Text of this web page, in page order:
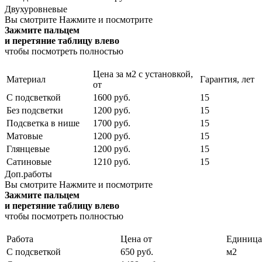
Двухуровневые
Вы смотрите Нажмите и посмотрите
Зажмите пальцем
и перетяние таблицу влево
чтобы посмотреть полностью
Материал
Цена за м2 с установкой,
от
Гарантия, лет
С подсветкой
1600 руб.
15
Без подсветки
1200 руб.
15
Подсветка в нише
1700 руб.
15
Матовые
1200 руб.
15
Глянцевые
1200 руб.
15
Сатиновые
1210 руб.
15
Доп.работы
Вы смотрите Нажмите и посмотрите
Зажмите пальцем
и перетяние таблицу влево
чтобы посмотреть полностью
Работа Цена от
С подсветкой
650 руб.
м2